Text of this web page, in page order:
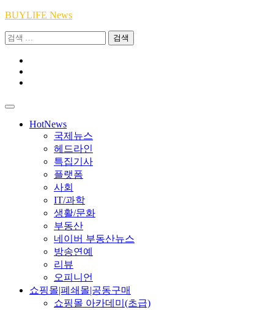
Skip
content
BUYLIFE News
검
HotNews
국제뉴스
헤드라인
특집기사
플랫폼
사회
IT/과학
생활/문화
부동산
네이버 부동산뉴스
방송연예
리뷰
오피니언
쇼핑몰|폐쇄몰|공동구매
쇼핑몰 아카데미(초급)